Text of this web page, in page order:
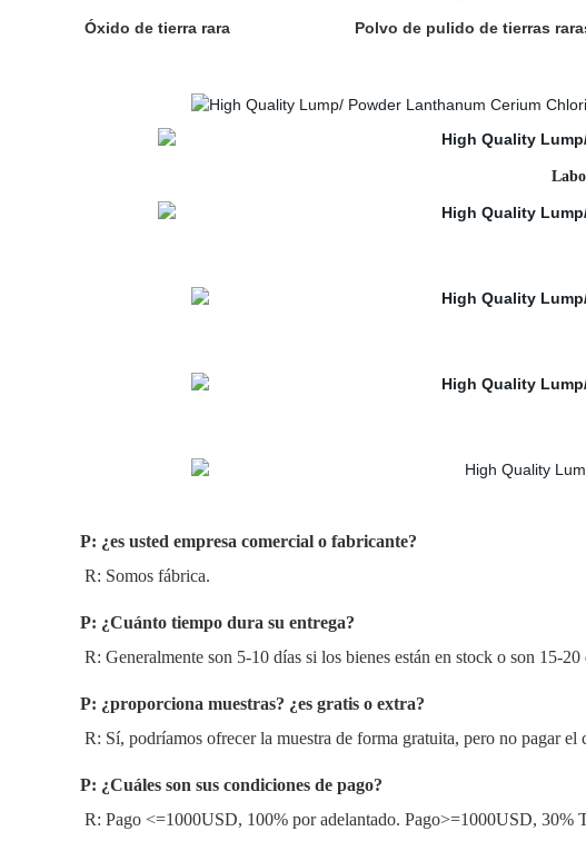
Óxido de tierra rara Polvo de pulido de tierras
P: ¿es usted empresa comercial o fabricante?
R: Somos fábrica.
P: ¿Cuánto tiempo dura su entrega?
R: Generalmente son 5-10 días si los bienes están en stock o son 15-
P: ¿proporciona muestras? ¿es gratis o extra?
R: Sí, podríamos ofrecer la muestra de forma gratuita, pero no pagar el
P: ¿Cuáles son sus condiciones de pago?
R: Pago <=1000USD, 100% por adelantado. Pago>=1000USD, 30%